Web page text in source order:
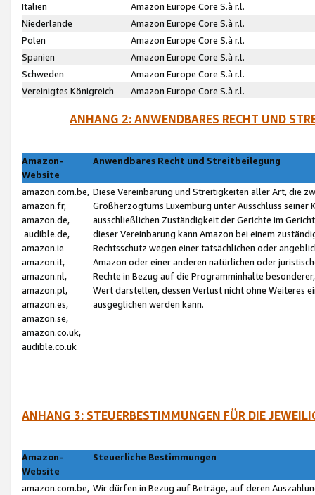
Italien
Amazon Europe Core S.à r.l.
Niederlande
Amazon Europe Core S.à r.l.
Polen
Amazon Europe Core S.à r.l.
Spanien
Amazon Europe Core S.à r.l.
Schweden
Amazon Europe Core S.à r.l.
Vereinigtes Königreich
Amazon Europe Core S.à r.l.
ANHANG 2: ANWENDBARES RECHT UND
Amazon-
Website
Anwendbares Recht und Streitbeilegung
amazon.com.be,
amazon.fr,
amazon.de,
audible.de,
amazon.ie
amazon.it,
amazon.nl,
amazon.pl,
amazon.es,
amazon.se,
amazon.co.uk,
audible.co.uk
Diese Vereinbarung und Streitigkeiten aller Art, die
Großherzogtums Luxemburg unter Ausschluss
ausschließlichen Zuständigkeit der Gerichte im
dieser Vereinbarung kann Amazon bei einem
Rechtsschutz wegen einer tatsächlichen oder
Amazon oder einer anderen natürlichen oder
Rechte in Bezug auf die Programminhalte
Wert darstellen, dessen Verlust nicht ohne Weiteres
ausgeglichen werden kann.
ANHANG 3: STEUERBESTIMMUNGEN FÜR DIE
Amazon-
Website
Steuerliche Bestimmungen
amazon.com.be, Wir dürfen in Bezug auf Beträge, auf deren